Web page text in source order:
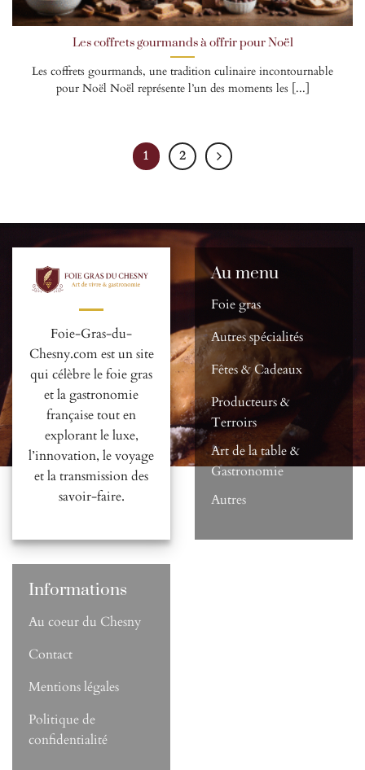
Les coffrets gourmands à offrir pour Noël
Les coffrets gourmands, une tradition culinaire incontournable
pour Noël Noël représente l’un des moments les [...]
1 2
Foie-Gras-du-
Chesny.com est un site
qui célèbre le foie gras
et la gastronomie
française tout en
explorant le luxe,
l’innovation, le voyage
et la transmission des
savoir-faire.
Au menu
Foie gras
Autres spécialités
Fêtes & Cadeaux
Producteurs &
Terroirs
Art de la table &
Gastronomie
Autres
Informations
Au coeur du Chesny
Contact
Mentions légales
Politique de
confidentialité